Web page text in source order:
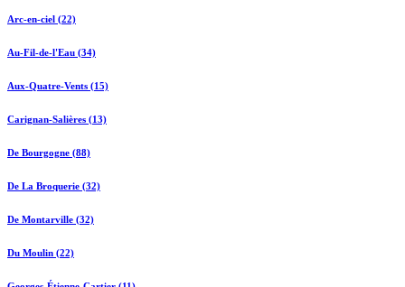
Arc-en-ciel (22)
Au-Fil-de-l'Eau (34)
Aux-Quatre-Vents (15)
Carignan-Salières (13)
De Bourgogne (88)
De La Broquerie (32)
De Montarville (32)
Du Moulin (22)